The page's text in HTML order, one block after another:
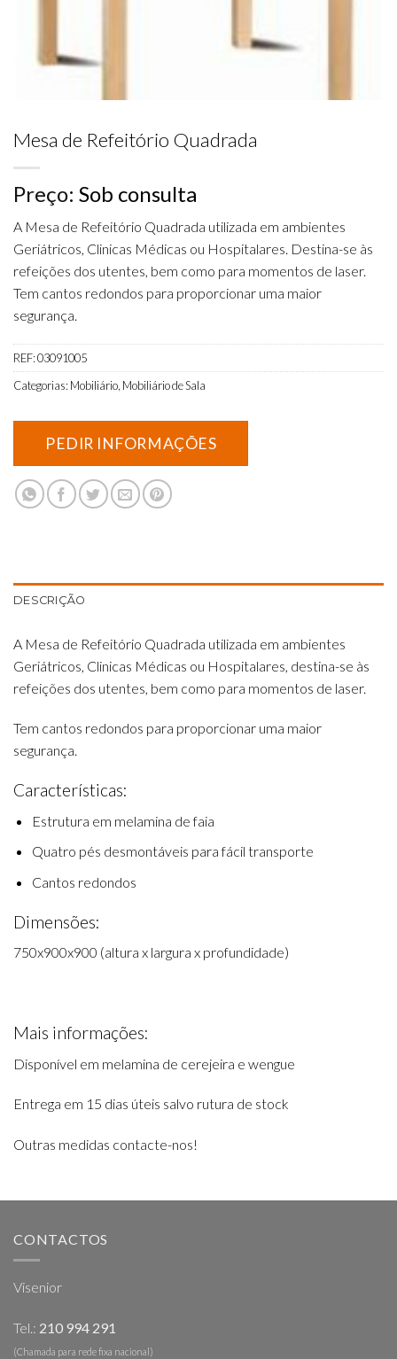
Mesa de Refeitório Quadrada
Preço: Sob consulta
A Mesa de Refeitório Quadrada utilizada em ambientes
Geriátricos, Clinicas Médicas ou Hospitalares. Destina-se às
refeições dos utentes, bem como para momentos de laser.
Tem cantos redondos para proporcionar uma maior
segurança.
REF:03091005
Categorias: Mobiliário, Mobiliário de Sala
DESCRIÇÃO
A Mesa de Refeitório Quadrada utilizada em ambientes
Geriátricos, Clinicas Médicas ou Hospitalares, destina-se às
refeições dos utentes, bem como para momentos de laser.
Tem cantos redondos para proporcionar uma maior
segurança.
Características:
Estrutura em melamina de faia
Quatro pés desmontáveis para fácil transporte
Cantos redondos
Dimensões:
750x900x900 (altura x largura x profundidade)
Mais informações:
Disponível em melamina de cerejeira e wengue
Entrega em 15 dias úteis salvo rutura de stock
Outras medidas contacte-nos!
CONTACTOS
Visenior
Tel.: 210 994 291
(Chamada para rede fixa nacional)